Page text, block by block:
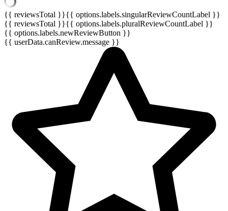
{{ reviewsTotal }}{{ options.labels.singularReviewCountLabel }}
{{ reviewsTotal }}{{ options.labels.pluralReviewCountLabel }}
{{ options.labels.newReviewButton }}
{{ userData.canReview.message }}